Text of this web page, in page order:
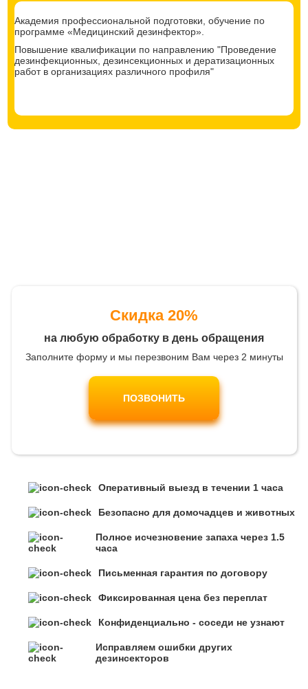
Академия профессиональной подготовки, обучение по
программе «Медицинский дезинфектор».
Повышение квалификации по направлению "Проведение
дезинфекционных, дезинсекционных и дератизационных
работ в организациях различного профиля"
Скидка 20%
на любую обработку в день обращения
Заполните форму и мы перезвоним Вам через 2 минуты
ПОЗВОНИТЬ
Оперативный выезд в течении 1 часа
Безопасно для домочадцев и животных
Полное исчезновение запаха через 1.5
часа
Письменная гарантия по договору
Фиксированная цена без переплат
Конфиденциально - соседи не узнают
Исправляем ошибки других
дезинсекторов